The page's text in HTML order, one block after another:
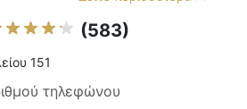
(583)
151
τηλεφώνου